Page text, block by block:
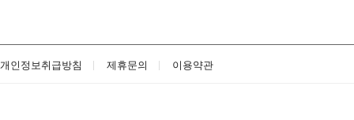
개인정보취급방침 제휴문의 이용약관